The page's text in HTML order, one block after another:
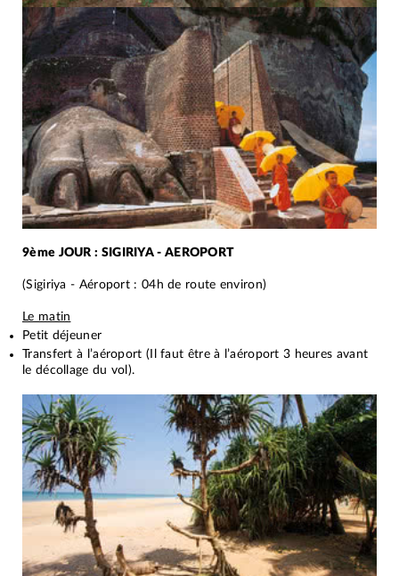
9ème JOUR : SIGIRIYA - AEROPORT
(Sigiriya - Aéroport : 04h de route environ)
Le matin
Petit déjeuner
Transfert à l’aéroport (Il faut être à l’aéroport 3 heures avant
le décollage du vol).